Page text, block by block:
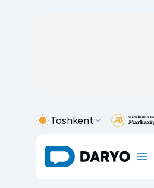
Toshkent